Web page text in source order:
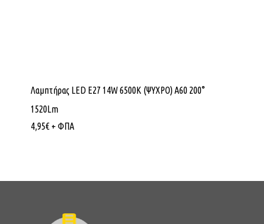
Λαμπτήρας LED E27 14W 6500Κ (ΨΥΧΡΟ) Α60 200°
1520Lm
4,95€ + ΦΠΑ